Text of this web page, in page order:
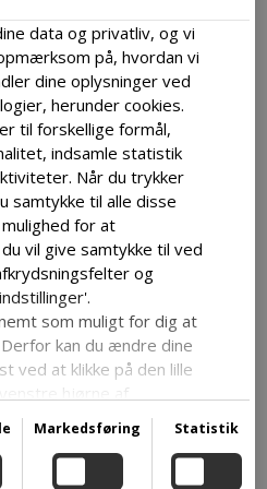
drikke incl.
vi til en overdådig
I kan glæde jer til et
skaldyrs- og
får I mulighed for at
bedste råvarer
omgivelser.
øl, vand og vin, så I kan
tempo og lade glasset
er den perfekte
både skaldyrselskere og
data og privatliv, og vi
på, hvordan vi
dine oplysninger ved
herunder cookies.
til forskellige formål,
indsamle statistik
Når du trykker
samtykke til alle disse
for at
vil give samtykke til ved
og
som muligt for dig at
kan du ændre dine
ved at klikke på den lille
hjørne af
trække dit samtykke
ned i vores brug af
Markedsføring Statistik